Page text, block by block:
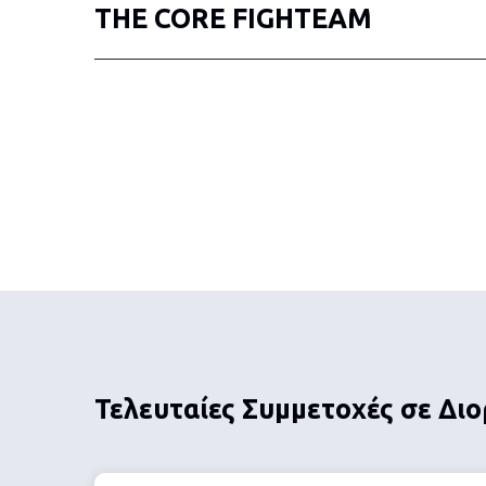
THE CORE FIGHTEAM
Τελευταίες Συμμετοχές σε